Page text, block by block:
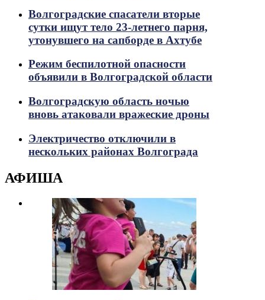
Волгоградские спасатели вторые
сутки ищут тело 23-летнего парня,
утонувшего на сапборде в Ахтубе
Режим беспилотной опасности
объявили в Волгоградской области
Волгоградскую область ночью
вновь атаковали вражеские дроны
Электричество отключили в
нескольких районах Волгограда
АФИША